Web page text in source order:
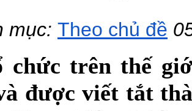
mục: Theo chủ đề
chức trên thế
được viết tắt